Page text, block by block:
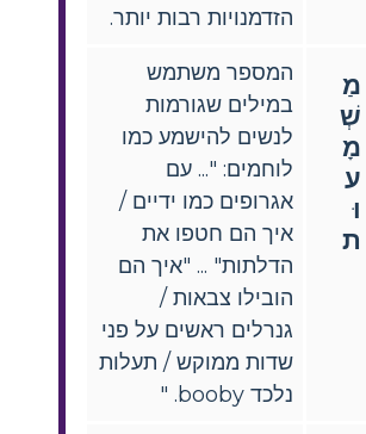
הזדמנויות רבות יותר.
מַ
שְׁ
מָ
ע
וּ
ת
המספר משתמש
במילים שגורמות
לנשים להישמע כמו
לוחמים: "... עם
אגרופים כמו ידיים /
איך הם חטפו את
הדלתות" ... "איך הם
הובילו צבאות /
גנרלים ראשים על פני
שדות ממוקש / תעלות
נלכד booby. "